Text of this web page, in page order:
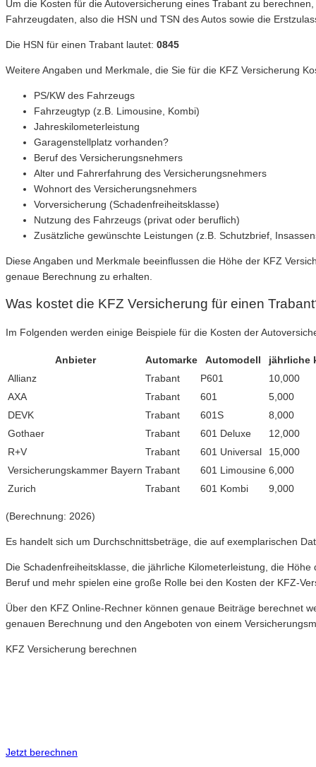
Um die Kosten für die Autoversicherung eines Trabant zu
Fahrzeugdaten, also die HSN und TSN des Autos sowie die
Die HSN für einen Trabant lautet: 0845
Weitere Angaben und Merkmale, die Sie für die KFZ Versicherung
PS/KW des Fahrzeugs
Fahrzeugtyp (z.B. Limousine, Kombi)
Jahreskilometerleistung
Garagenstellplatz vorhanden?
Beruf des Versicherungsnehmers
Alter und Fahrerfahrung des Versicherungsnehmers
Wohnort des Versicherungsnehmers
Vorversicherung (Schadenfreiheitsklasse)
Nutzung des Fahrzeugs (privat oder beruflich)
Zusätzliche gewünschte Leistungen (z.B. Schutzbrief,
Diese Angaben und Merkmale beeinflussen die Höhe der KFZ
genaue Berechnung zu erhalten.
Was kostet die KFZ Versicherung für einen
Im Folgenden werden einige Beispiele für die Kosten der
Anbieter Automarke Automodell
jährliche
Allianz
Trabant P601
10,000
AXA
Trabant 601
5,000
DEVK
Trabant 601S
8,000
Gothaer
Trabant 601 Deluxe
12,000
R+V
Trabant 601 Universal
15,000
Versicherungskammer Bayern Trabant 601 Limousine 6,000
Zurich
Trabant 601 Kombi 9,000
(Berechnung: 2026)
Es handelt sich um Durchschnittsbeträge, die auf exemplarischen
Die Schadenfreiheitsklasse, die jährliche Kilometerleistung, die
Beruf und mehr spielen eine große Rolle bei den Kosten der KFZ-
Über den KFZ Online-Rechner können genaue Beiträge berechnet
genauen Berechnung und den Angeboten von einem
KFZ Versicherung berechnen
Jetzt berechnen